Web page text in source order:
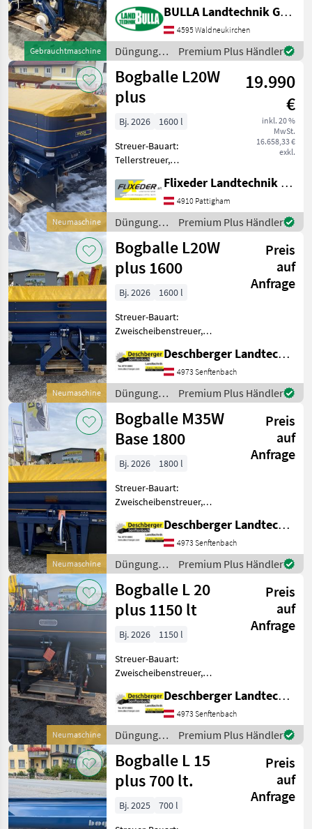
Gebrauchtmaschine
Grenzstreueinrichtung,
Streumengenverstellung +
BOGBALLE Wiegestreuer
L2W Plus + Baujahr 2011 +
Behältervolumen
BULLA Landtechnik GmbH
4595 Waldneukirchen
Düngung
und
Beregnung
/ Bogballe
Premium Plus Händler
Neumaschine
Bogballe L20W
plus
19.990
€
inkl. 20 %
MwSt.
16.658,33 €
exkl.
Bj. 2026
1600 l
Streuer-Bauart:
Tellerstreuer,
Streumengenverstellung
Seit über 50 Jahren
Entwickler der integrierten
Wiegetechnik. Dänischer
Innovationsführer
Flixeder Landtechnik GmbH
4910 Pattigham
Düngung
und
Beregnung
/ Bogballe
Premium Plus Händler
Neumaschine
Bogballe L20W
plus 1600
Preis
auf
Anfrage
Bj. 2026
1600 l
Streuer-Bauart:
Zweischeibenstreuer,
Betätigung,
Grenzstreueinrichtung,
Streumengenverstellung
Neuer Wiegestreuer
Bogballe L 20 W plus - 1600
lt
Deschberger Landtechnik GmbH
4973 Senftenbach
Düngung
und
Beregnung
/ Bogballe
Premium Plus Händler
Neumaschine
Bogballe M35W
Base 1800
Preis
auf
Anfrage
Bj. 2026
1800 l
Streuer-Bauart:
Zweischeibenstreuer,
Betätigung,
Grenzstreueinrichtung,
Streumengenverstellung
Neuer Wiegestreuer
Bogballe M35W base 1800 -
Tren
Deschberger Landtechnik GmbH
4973 Senftenbach
Düngung
und
Beregnung
/ Bogballe
Premium Plus Händler
Neumaschine
Bogballe L 20
plus 1150 lt
Preis
auf
Anfrage
Bj. 2026
1150 l
Streuer-Bauart:
Zweischeibenstreuer,
Betätigung,
Grenzstreueinrichtung,
Streumengenverstellung
Neuer Düngestreuer
Bogballe L20 plus -
Behälter 11
Deschberger Landtechnik GmbH
4973 Senftenbach
Düngung
und
Beregnung
/ Bogballe
Premium Plus Händler
Bogballe L 15
plus 700 lt.
Preis
auf
Anfrage
Bj. 2025
700 l